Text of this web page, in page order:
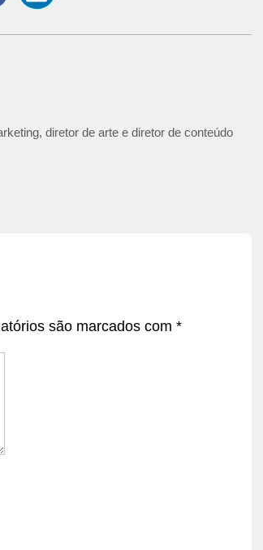
diretor de arte e diretor de conteúdo
são marcados com *